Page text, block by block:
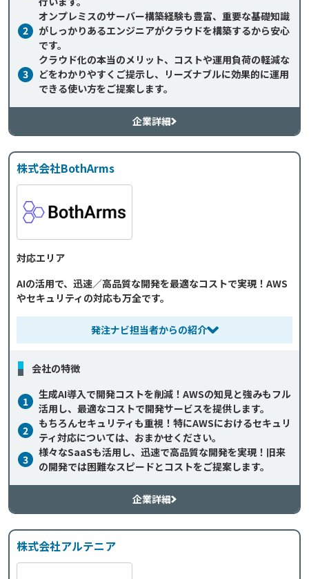
2
オンプレミスのサーバー構築経験も豊富、重要な基礎知識
がしっかりあるエンジニアがクラウドを構築するから安心
です。
3
クラウド化の本当のメリット、コストや運用負荷の軽減な
どをわかりやすくご提示し、リーズナブルに効果的に運用
できる使い方をご提案します。
企業詳細
株式会社BothArms
対応エリア
AIの活用で、迅速／高品質な開発を最適なコストで実現！AWS
やセキュリティの対応も万全です。
発注ナビ担当者からの紹介
会社の特徴
1
生成AI導入で開発コストを削減！AWSの知見と強みもフル
活用し、最適なコストで開発サービスを提供します。
2
もちろんセキュリティも重視！特にAWSにおけるセキュリ
ティ対応については、おまかせください。
3
様々なSaaSも活用し、迅速で高品質な開発を実現！旧来
の開発では困難なスピードとコストをご提案します。
企業詳細
株式会社アルテニア